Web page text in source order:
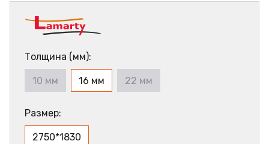
Толщина (мм):
10 мм 16 мм 22 мм
Размер:
2750*1830